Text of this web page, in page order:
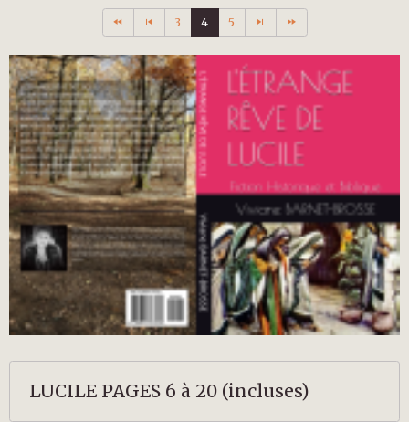
3 4 5
LUCILE PAGES 6 à 20 (incluses)